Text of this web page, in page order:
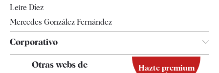
Leire Díez
Mercedes González Fernández
Corporativo
Contacto
Otras webs de Hazte premium